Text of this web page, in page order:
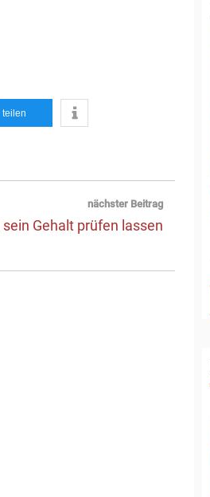
teilen
nächster Beitrag
Gehalt prüfen lassen